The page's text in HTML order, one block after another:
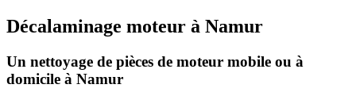
Décalaminage moteur à Namur
Un nettoyage de pièces de moteur mobile ou à
domicile à Namur